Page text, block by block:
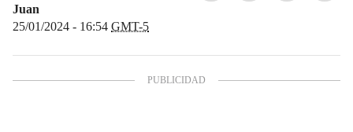
Juan
25/01/2024 - 16:54 GMT-5